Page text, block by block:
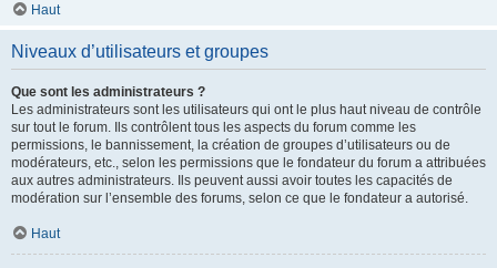
Haut
Niveaux d’utilisateurs et groupes
Que sont les administrateurs ?
Les administrateurs sont les utilisateurs qui ont le plus haut niveau de contrôle
sur tout le forum. Ils contrôlent tous les aspects du forum comme les
permissions, le bannissement, la création de groupes d’utilisateurs ou de
modérateurs, etc., selon les permissions que le fondateur du forum a attribuées
aux autres administrateurs. Ils peuvent aussi avoir toutes les capacités de
modération sur l’ensemble des forums, selon ce que le fondateur a autorisé.
Haut